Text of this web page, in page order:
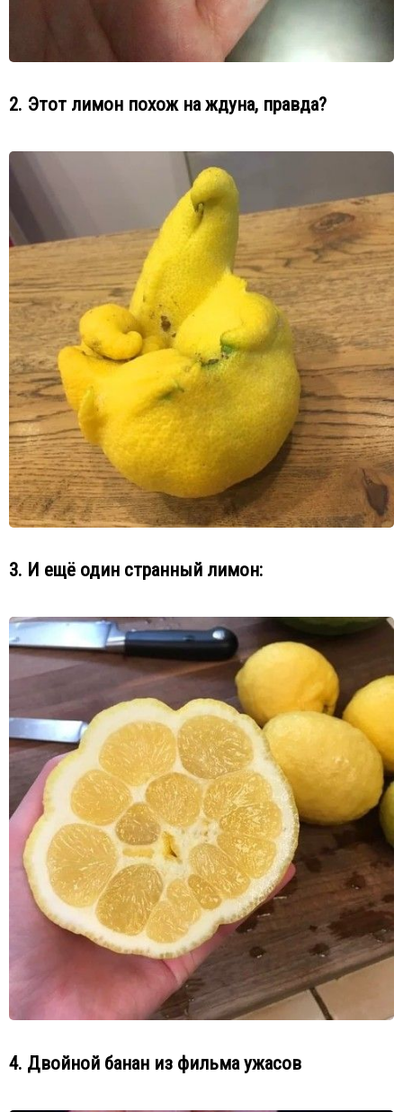
2. Этот лимон похож на ждуна, правда?
3. И ещё один странный лимон:
4. Двойной банан из фильма ужасов